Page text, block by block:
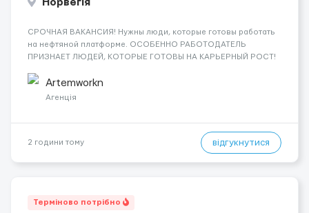
Норвегія
СРОЧНАЯ ВАКАНСИЯ! Нужны люди, которые готовы работать
на нефтяной платформе. ОСОБЕННО РАБОТОДАТЕЛЬ
ПРИЗНАЕТ ЛЮДЕЙ, КОТОРЫЕ ГОТОВЫ НА КАРЬЕРНЫЙ РОСТ!
сварщика, Помощник механика ( стыковка метала, зачистка
метала, подготовка рабочего места и т....
Artemworkn
Агенція
2 години тому відгукнутися
Терміново потрібно